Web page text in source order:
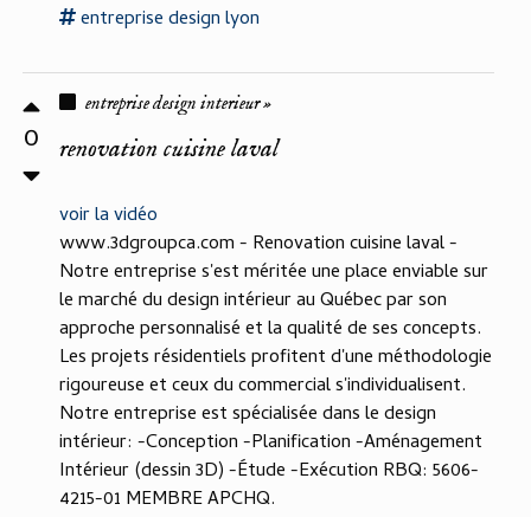
entreprise designlyon
0
entreprise design interieur »
renovation cuisine laval
voir la vidéo
www.3dgroupca.com - Renovation cuisine laval -
Notre entreprise s'est méritée une place enviable sur
le marché du design intérieur au Québec par son
approche personnalisé et la qualité de ses concepts.
Les projets résidentiels profitent d'une méthodologie
rigoureuse et ceux du commercial s'individualisent.
Notre entreprise est spécialisée dans le design
intérieur: -Conception -Planification -Aménagement
Intérieur (dessin 3D) -Étude -Exécution RBQ: 5606-
4215-01 MEMBRE APCHQ.